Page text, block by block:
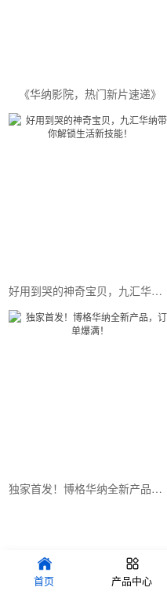
《华纳影院，热门新片速递》
好用到哭的神奇宝贝，九汇华纳带你解锁生活新技能！
独家首发！博格华纳全新产品，订单爆满！
Copyright © 2022 品牌创
首页 产品中心